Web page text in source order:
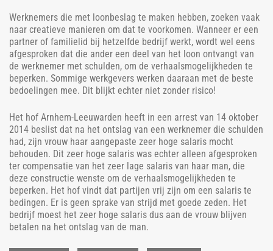
Werknemers die met loonbeslag te maken hebben, zoeken vaak
naar creatieve manieren om dat te voorkomen. Wanneer er een
partner of familielid bij hetzelfde bedrijf werkt, wordt wel eens
afgesproken dat die ander een deel van het loon ontvangt van
de werknemer met schulden, om de verhaalsmogelijkheden te
beperken. Sommige werkgevers werken daaraan met de beste
bedoelingen mee. Dit blijkt echter niet zonder risico!
Het hof Arnhem-Leeuwarden heeft in een arrest van 14 oktober
2014 beslist dat na het ontslag van een werknemer die schulden
had, zijn vrouw haar aangepaste zeer hoge salaris mocht
behouden. Dit zeer hoge salaris was echter alleen afgesproken
ter compensatie van het zeer lage salaris van haar man, die
deze constructie wenste om de verhaalsmogelijkheden te
beperken. Het hof vindt dat partijen vrij zijn om een salaris te
bedingen. Er is geen sprake van strijd met goede zeden. Het
bedrijf moest het zeer hoge salaris dus aan de vrouw blijven
betalen na het ontslag van de man.